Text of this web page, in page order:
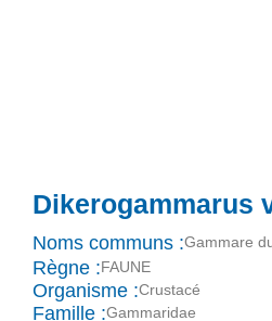
Dikerogammarus
Noms communs :Gammare
Règne :FAUNE
Organisme :Crustacé
Famille :Gammaridae